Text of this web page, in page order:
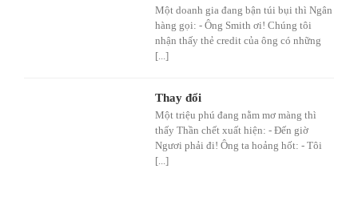
Một doanh gia đang bận túi bụi thì Ngân
hàng gọi: - Ông Smith ơi! Chúng tôi
nhận thấy thẻ credit của ông có những
[...]
Thay đổi
Một triệu phú đang nằm mơ màng thì
thấy Thần chết xuất hiện: - Đến giờ
Ngươi phải đi! Ông ta hoảng hốt: - Tôi
[...]